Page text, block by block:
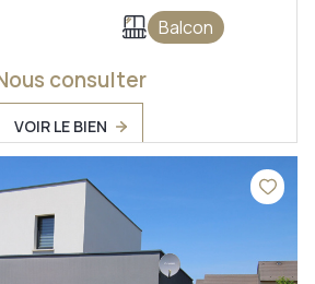
Balcon
consulter
VOIR LE BIEN